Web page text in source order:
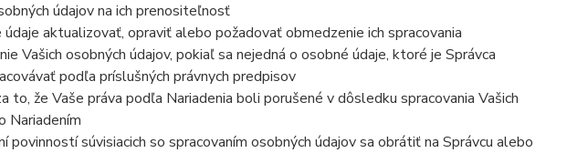
údajov na ich prenositeľnosť
aktualizovať, opraviť alebo požadovať obmedzenie ich spracovania
Vašich osobných údajov, pokiaľ sa nejedná o osobné údaje, ktoré je Správca
podľa príslušných právnych predpisov
to, že Vaše práva podľa Nariadenia boli porušené v dôsledku spracovania Vašich
Nariadením
povinností súvisiacich so spracovaním osobných údajov sa obrátiť na Správcu alebo